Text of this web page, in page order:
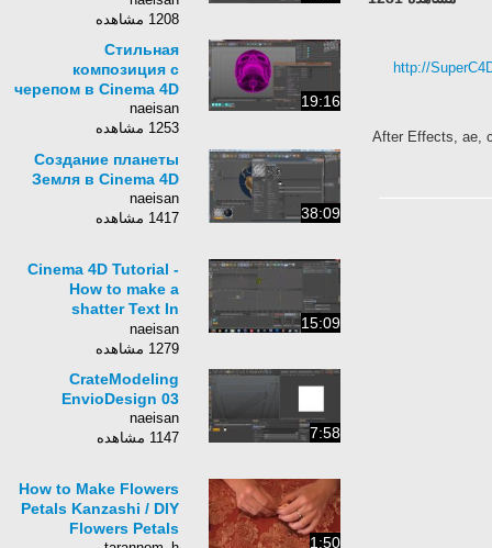
http://
After Effects, ae,
1208 مشاهده
19:16
Cтильная
композиция с
черепом в Cinema 4D
naeisan
1253 مشاهده
38:09
Создание планеты
Земля в Cinema 4D
naeisan
1417 مشاهده
15:09
Cinema 4D Tutorial -
How to make a
shatter Text In
Cinema 4D
naeisan
1279 مشاهده
7:58
CrateModeling
EnvioDesign 03
naeisan
1147 مشاهده
1:50
How to Make Flowers
Petals Kanzashi / DIY
Flowers Petals